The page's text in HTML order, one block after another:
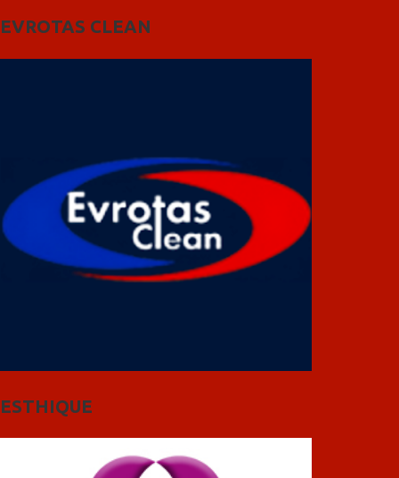
EVROTAS CLEAN
ESTHIQUE